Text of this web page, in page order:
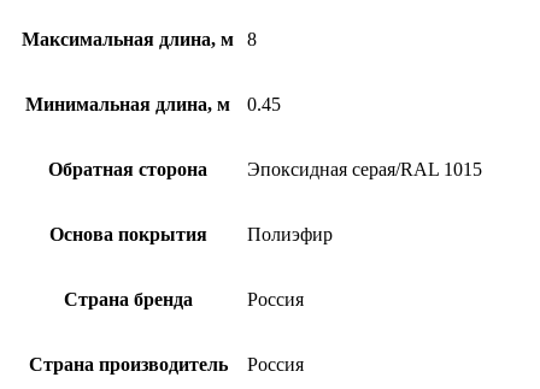
Максимальная длина, м 8
Минимальная длина, м 0.45
Обратная сторона Эпоксидная серая/RAL 1015
Основа покрытия Полиэфир
Страна бренда Россия
Страна производитель Россия